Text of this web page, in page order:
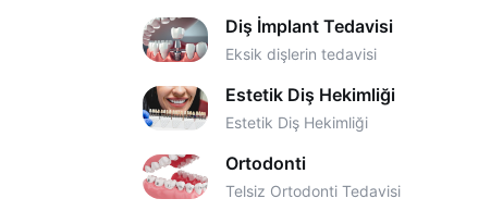
Diş İmplant Tedavisi
Eksik dişlerin tedavisi
Estetik Diş Hekimliği
Estetik Diş Hekimliği
Ortodonti
Telsiz Ortodonti Tedavisi